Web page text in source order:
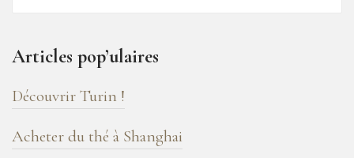
de
blog
!
Articles pop’ulaires
Découvrir Turin !
Acheter du thé à Shanghai